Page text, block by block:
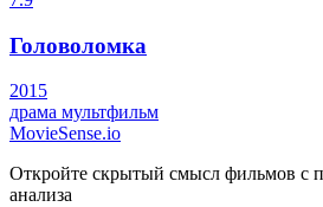
Головоломка
2015
драма мультфильм
MovieSense.io
Откройте скрытый смысл фильмов с
анализа